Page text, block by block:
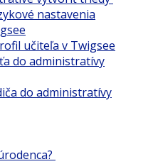
nastavenia
učiteľa v Twigsee
do administratívy
do administratívy